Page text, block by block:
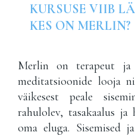
KURSUSE VIIB
KES ON MERLIN?
Merlin on terapeut ja
meditatsioonide looja
väikesest peale
rahulolev, tasakaalus ja
oma eluga. Sisemised